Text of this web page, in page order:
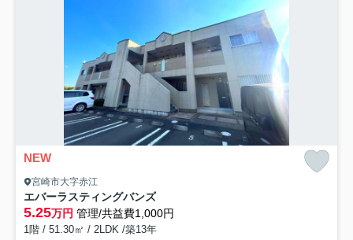
NEW
宮崎市大字赤江
エバーラスティングバンズ
5.25万円 管理/共益費1,000円
1階 / 51.30㎡ / 2LDK /築13年